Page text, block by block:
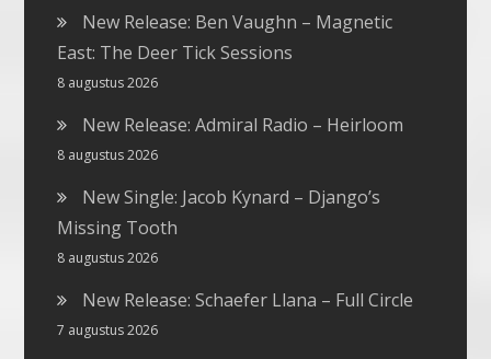
New Release: Ben Vaughn – Magnetic
East: The Deer Tick Sessions
8 augustus 2026
New Release: Admiral Radio – Heirloom
8 augustus 2026
New Single: Jacob Kynard – Django’s
Missing Tooth
8 augustus 2026
New Release: Schaefer Llana – Full Circle
7 augustus 2026